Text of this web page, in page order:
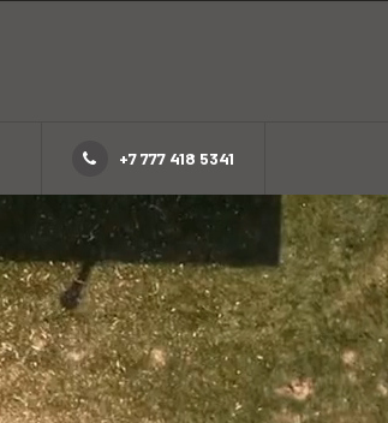
+7 777 418 5341